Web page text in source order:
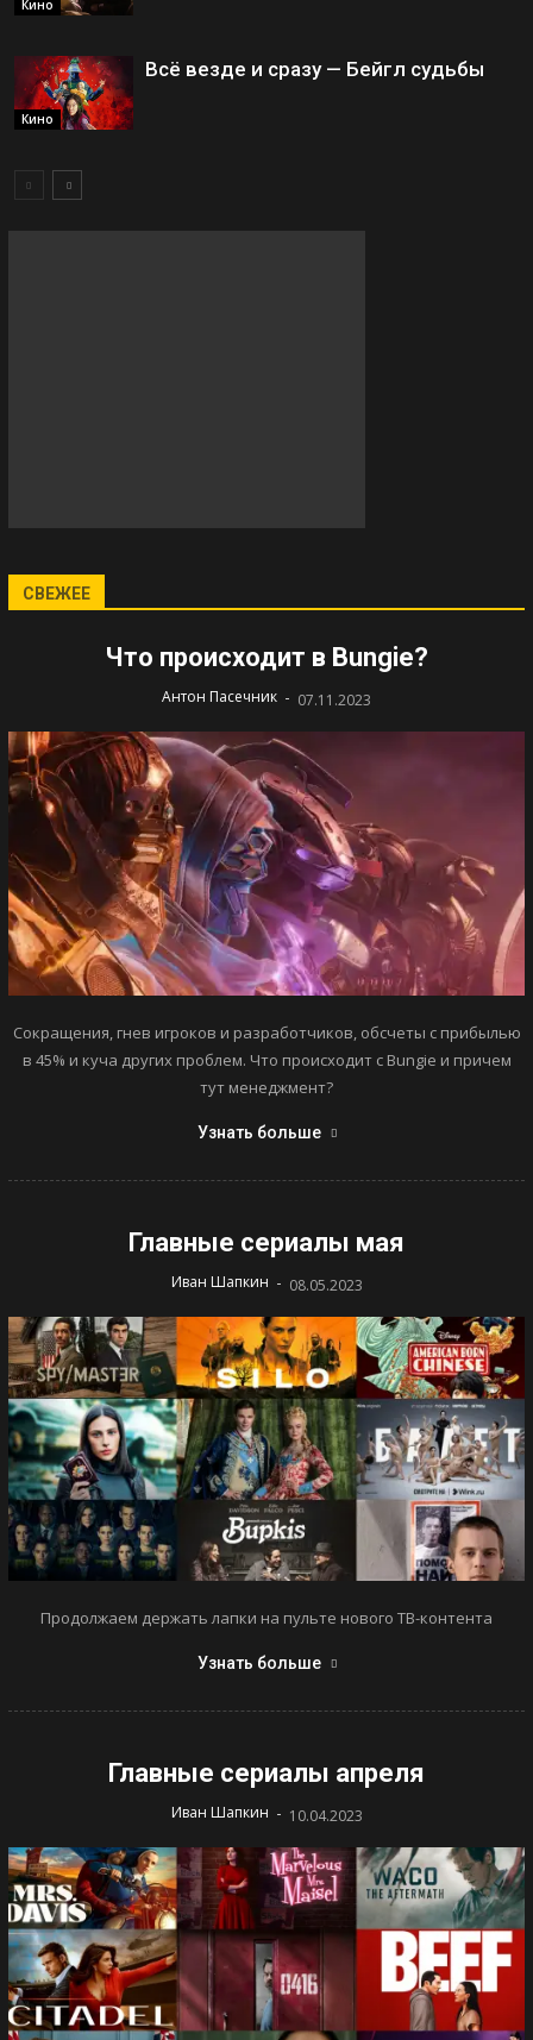
Кино
Кино
Всё везде и сразу — Бейгл судьбы
СВЕЖЕЕ
Что происходит в Bungie?
Антон Пасечник - 07.11.2023
Сокращения, гнев игроков и разработчиков, обсчеты с прибылью
в 45% и куча других проблем. Что происходит с Bungie и причем
тут менеджмент?
Узнать больше
Главные сериалы мая
Иван Шапкин - 08.05.2023
Продолжаем держать лапки на пульте нового ТВ-контента
Узнать больше
Главные сериалы апреля
Иван Шапкин - 10.04.2023